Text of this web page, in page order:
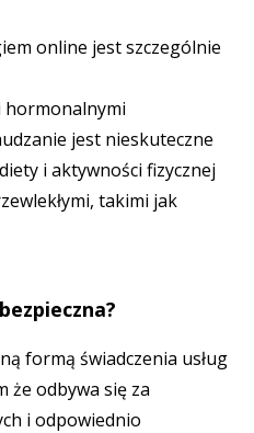
online jest szczególnie
hormonalnymi
jest nieskuteczne
i aktywności fizycznej
takimi jak
formą świadczenia usług
że odbywa się za
i odpowiednio